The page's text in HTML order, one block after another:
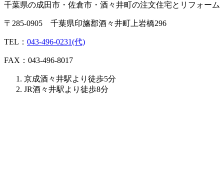
千葉県の成田市・佐倉市・酒々井町の注文住宅とリフォーム
〒285-0905 千葉県印旛郡酒々井町上岩橋296
TEL： 043-496-0231(代)
FAX：043-496-8017
京成酒々井駅より徒歩5分
JR酒々井駅より徒歩8分